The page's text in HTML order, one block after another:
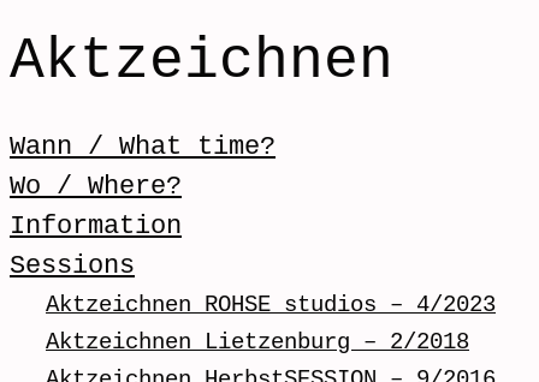
Aktzeichnen
Menü / Menu
Skip to content
Wann / What time?
Wo / Where?
Information
Sessions
Aktzeichnen ROHSE studios – 4/2023
Aktzeichnen Lietzenburg – 2/2018